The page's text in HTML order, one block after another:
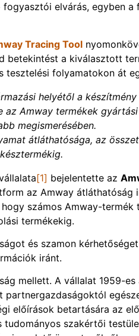
elvárás, egyben
Tracing Tool
betekintést a kiválasztott
folyamatokon át
helyétől a
az Amway termékek
megismerésében.
átláthatósága, az
[1] bejelentette az
az Amway
számos Amway-
termékekig.
és szamon
iránt.
mellett. A vállalat 1959-
előírások betartására az
szakértői